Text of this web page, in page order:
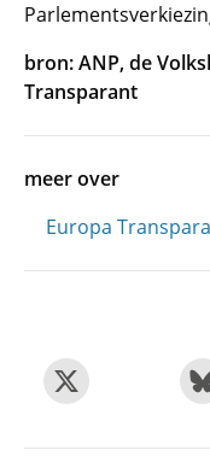
bron: ANP, de
Transparant
meer over
Europa